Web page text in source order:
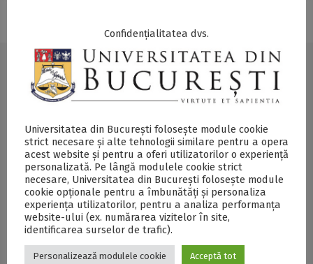
Regulamente și taxe - UniBuc -
Universitatea din București
Cămine UB
Tabere
Confidențialitatea dvs.
Universitatea din București folosește module cookie
strict necesare și alte tehnologii similare pentru a opera
acest website și pentru a oferi utilizatorilor o experiență
personalizată. Pe lângă modulele cookie strict
necesare, Universitatea din București folosește module
cookie opționale pentru a îmbunătăți și personaliza
experiența utilizatorilor, pentru a analiza performanța
website-ului (ex. numărarea vizitelor în site,
identificarea surselor de trafic).
Personalizează modulele cookie Acceptă tot